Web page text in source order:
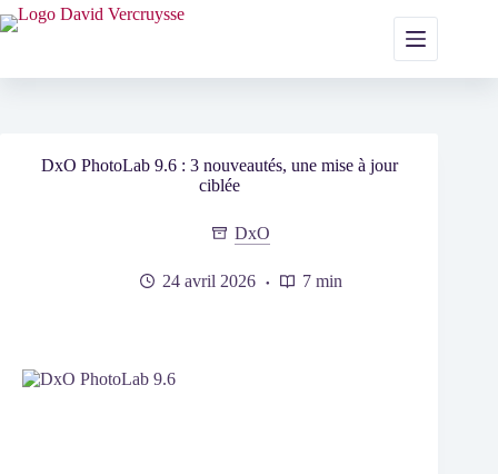
Passer
au
DxO PhotoLab 9.6 : 3 nouveautés, une mise à jour
ciblée
DxO
24 avril 2026 7 min